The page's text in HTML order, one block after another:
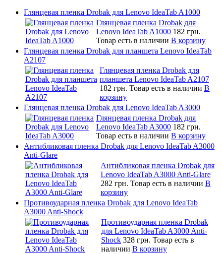
Глянцевая пленка Drobak для Lenovo IdeaTab A1000
Глянцевая пленка Drobak для
Lenovo IdeaTab A1000 182 грн.
Товар есть в наличии В корзину
Глянцевая пленка Drobak для планшета Lenovo IdeaTab
A2107
Глянцевая пленка Drobak для
планшета Lenovo IdeaTab A2107
182 грн. Товар есть в наличии В
корзину
Глянцевая пленка Drobak для Lenovo IdeaTab A3000
Глянцевая пленка Drobak для
Lenovo IdeaTab A3000 182 грн.
Товар есть в наличии В корзину
Антибликовая пленка Drobak для Lenovo IdeaTab A3000
Anti-Glare
Антибликовая пленка Drobak для
Lenovo IdeaTab A3000 Anti-Glare
282 грн. Товар есть в наличии В
корзину
Противоударная пленка Drobak для Lenovo IdeaTab
A3000 Anti-Shock
Противоударная пленка Drobak
для Lenovo IdeaTab A3000 Anti-
Shock 328 грн. Товар есть в
наличии В корзину